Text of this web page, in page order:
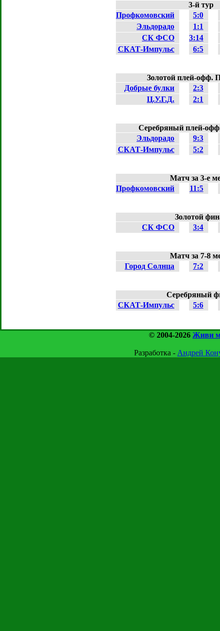
3-й тур
Профкомовский
5:0
Эльдорадо
1:1
СК ФСО
3:14
СКАТ-Импульс
6:5
Золотой плей-офф.
Добрые булки
2:3
Ц.У.Г.Д.
2:1
Серебряный плей-
Эльдорадо
9:3
СКАТ-Импульс
5:2
Матч за 3-е
Профкомовский
11:5
Золотой
СК ФСО
3:4
Матч за 7-8
Город Солнца
7:2
Серебряный
СКАТ-Импульс
5:6
© 2004-2026 Живи
Разработка - Андрей